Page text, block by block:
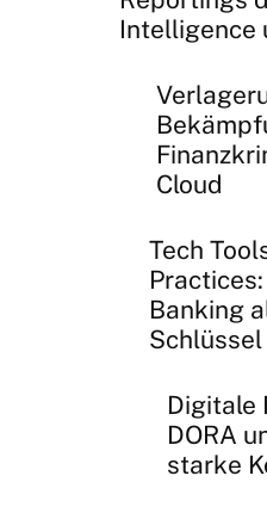
Intelligence
Cloud
Tech
Banking
Schlüssel
Digitale
DORA
starke